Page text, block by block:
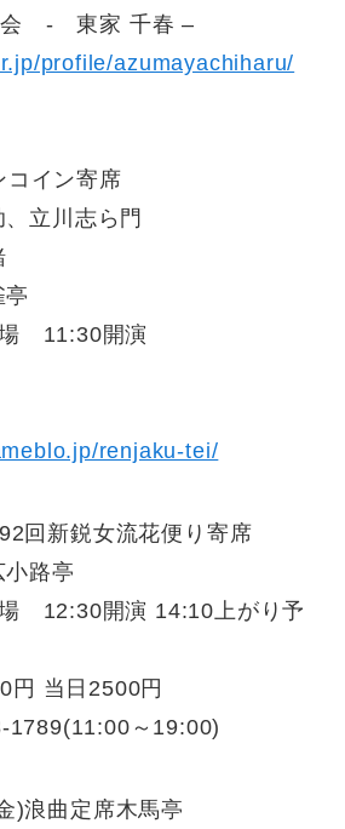
会 - 東家 千春 –
profile/azumayachiharu/
イン寄席
、立川志ら門
亭
場 11:30開演
renjaku-tei/
回新鋭女流花便り寄席
小路亭
場 12:30開演 14:10上がり予
円 当日2500円
1789(11:00～19:00)
)浪曲定席木馬亭